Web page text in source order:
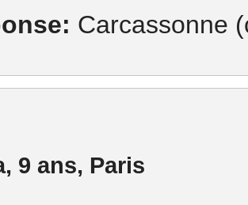
Carcassonne
9 ans, Paris